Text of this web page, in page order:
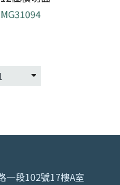
MG31094
一段102號17樓A室